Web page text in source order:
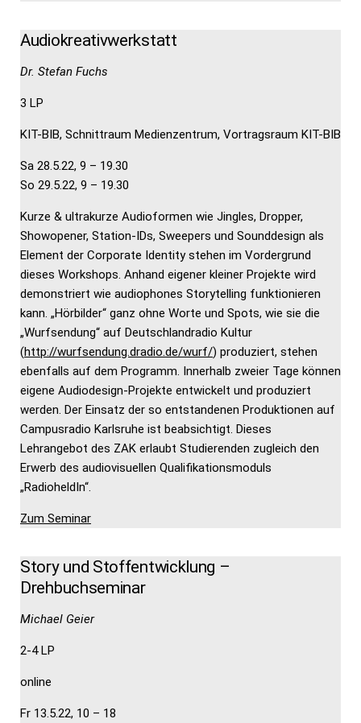
Audiokreativwerkstatt
Dr. Stefan Fuchs
3 LP
KIT-BIB, Schnittraum Medienzentrum, Vortragsraum KIT-BIB
Sa 28.5.22, 9 – 19.30
So 29.5.22, 9 – 19.30
Kurze & ultrakurze Audioformen wie Jingles, Dropper,
Showopener, Station-IDs, Sweepers und Sounddesign als
Element der Corporate Identity stehen im Vordergrund
dieses Workshops. Anhand eigener kleiner Projekte wird
demonstriert wie audiophones Storytelling funktionieren
kann. „Hörbilder“ ganz ohne Worte und Spots, wie sie die
„Wurfsendung“ auf Deutschlandradio Kultur
(http://wurfsendung.dradio.de/wurf/) produziert, stehen
ebenfalls auf dem Programm. Innerhalb zweier Tage können
eigene Audiodesign-Projekte entwickelt und produziert
werden. Der Einsatz der so entstandenen Produktionen auf
Campusradio Karlsruhe ist beabsichtigt. Dieses
Lehrangebot des ZAK erlaubt Studierenden zugleich den
Erwerb des audiovisuellen Qualifikationsmoduls
„RadioheldIn“.
Zum Seminar
Story und Stoffentwicklung –
Drehbuchseminar
Michael Geier
2-4 LP
online
Fr 13.5.22, 10 – 18